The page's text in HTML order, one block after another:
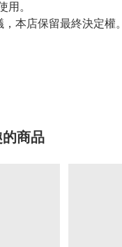
用。
本店保留最終決定權。
商品